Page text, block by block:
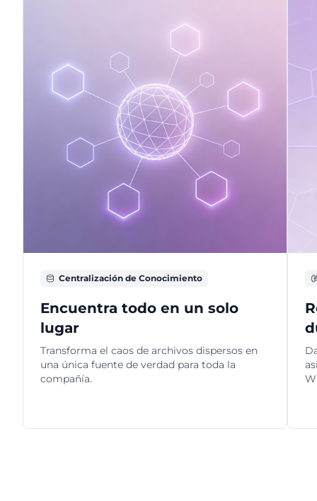
Centralización de Conocimiento
Encuentra todo en un solo
lugar
Transforma el caos de archivos dispersos en
una única fuente de verdad para toda la
compañía.